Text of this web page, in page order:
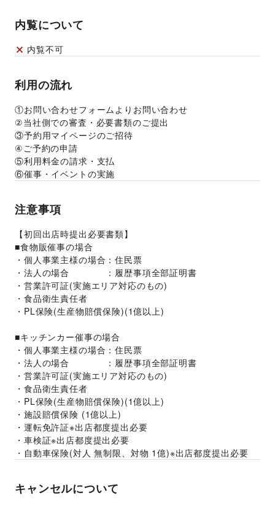
その他エンタメ・ガジェット
内覧について
内覧不可
利用の流れ
①お問い合わせフォームよりお問い合わせ
②当社側での審査・必要書類のご提出
③予約用マイページのご招待
④ご予約の申請
⑤利用料金の請求・支払
⑥催事・イベントの実施
注意事項
【初回出店時提出必要書類】
■食物販催事の場合
・個人事業主様の場合：住民票
・法人の場合　　　　：履歴事項全部証明書
・営業許可証(実施エリア対応のもの)
・食品衛生責任者
・PL保険(生産物賠償保険)(1億以上)
■キッチンカー催事の場合
・個人事業主様の場合：住民票
・法人の場合　　　　：履歴事項全部証明書
・営業許可証(実施エリア対応のもの)
・食品衛生責任者
・PL保険(生産物賠償保険)(1億以上)
・施設賠償保険 (1億以上)
・運転免許証※出店都度提出必要
・車検証※出店都度提出必要
・自動車保険(対人 無制限、対物 1億)※出店都度提出必要
キャンセルについて